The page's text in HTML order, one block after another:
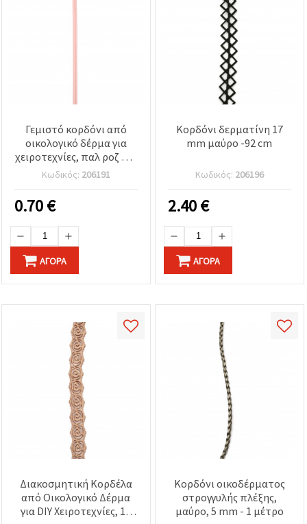
Γεμιστό κορδόνι από
οικολογικό δέρμα για
χειροτεχνίες, παλ ροζ 4x2
mm - 1 μέτρο
Κωδικός: 206191
0.70€
ΑΓΟΡΆ
Κορδόνι δερματίνη 17
mm μαύρο -92 cm
Κωδικός: 206196
2.40€
ΑΓΟΡΆ
Διακοσμητική Κορδέλα
από Οικολογικό Δέρμα
για DIY Χειροτεχνίες, 16
Κορδόνι οικοδέρματος
στρογγυλής πλέξης,
μαύρο, 5 mm - 1 μέτρο